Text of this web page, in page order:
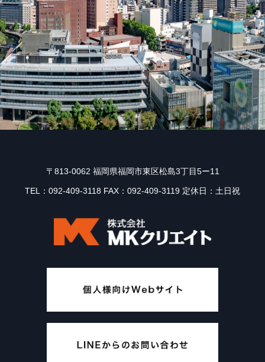
〒813-0062 福岡県福岡市東区松島3丁目5ー11
TEL：092-409-3118 FAX：092-409-3119 定休日：土日祝